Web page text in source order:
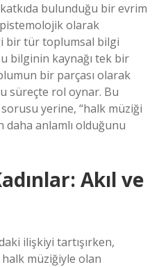
bulunduğu bir evrim
olarak
bir tür toplumsal bilgi
bilginin kaynağı tek bir
bir parçası olarak
süreçte rol oynar. Bu
yerine, “halk müziği
daha anlamlı olduğunu
Akıl ve
ilişkiyi tartışırken,
müziğiyle olan